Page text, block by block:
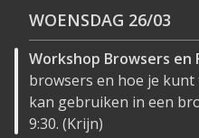
WOENSDAG 26/03
Workshop Browsers
browsers en hoe je
kan gebruiken in een
9:30. (Krijn)